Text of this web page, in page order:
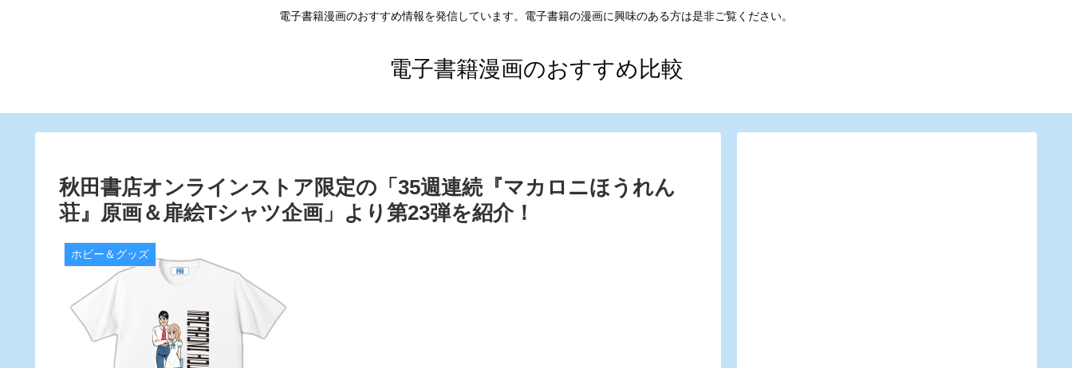
電子書籍漫画のおすすめ情報を発信しています。電子書籍の漫画に興味のある方は是非ご覧ください。
電子書籍漫画のおすすめ比較
秋田書店オンラインストア限定の「35週連続『マカロニほうれん
荘』原画＆扉絵Tシャツ企画」より第23弾を紹介！
ホビー＆グッズ